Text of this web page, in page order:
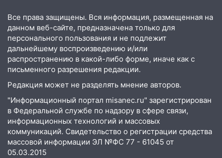
09:28 Дети на дорогах: пострадали
велосипедисты, мотоциклисты и
пешеходы. Обзор крупных аварий в
Ульяновской области
08:30 Поджог со свечой, 16 сгоревших
домов и выстрел за водку
07:50 Какая погоды будет днем 8
августа
06:45 Императорский мост в
Ульяновске останется закрытым до
утра 10 августа
Все права защищены. Вся информация, размещенная на
данном веб-сайте, предназначена только для
персонального пользования и не подлежит
дальнейшему воспроизведению и/или
распространению в какой-либо форме, иначе как с
письменного разрешения редакции.
Редакция может не разделять мнение авторов.
"Информационный портал misanec.ru" зарегистрирован
в Федеральной службе по надзору в сфере связи,
информационных технологий и массовых
коммуникаций. Свидетельство о регистрации средства
массовой информации ЭЛ №ФС 77 - 61045 от
05.03.2015